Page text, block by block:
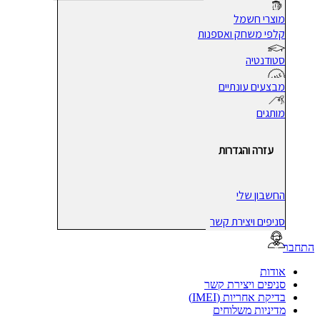
מוצרי חשמל
קלפי משחק ואספנות
סטודנטיה
מבצעים עונתיים
מותגים
עזרה והגדרות
החשבון שלי
סניפים ויצירת קשר
אודות
סניפים ויצירת קשר
בדיקת אחריות (IMEI)
מדיניות משלוחים